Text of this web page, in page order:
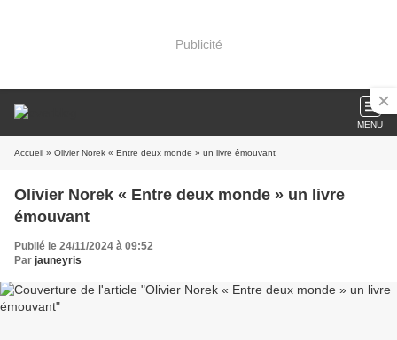
Publicité
MENU
Accueil » Olivier Norek « Entre deux monde » un livre émouvant
Olivier Norek « Entre deux monde » un livre
émouvant
Publié le 24/11/2024 à 09:52
Par jauneyris